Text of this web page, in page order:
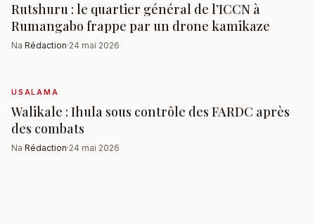
Rutshuru : le quartier général de l’ICCN à
Rumangabo frappe par un drone kamikaze
Na Rédaction·24 mai 2026
USALAMA
Walikale : Ihula sous contrôle des FARDC après
des combats
Na Rédaction·24 mai 2026